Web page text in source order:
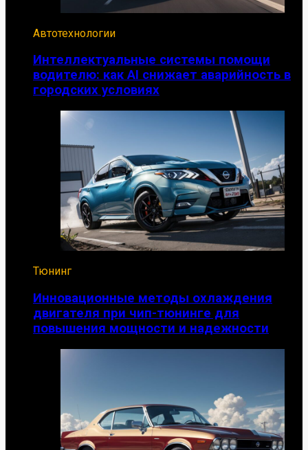
Автотехнологии
Интеллектуальные системы помощи
водителю: как AI снижает аварийность в
городских условиях
Тюнинг
Инновационные методы охлаждения
двигателя при чип-тюнинге для
повышения мощности и надежности